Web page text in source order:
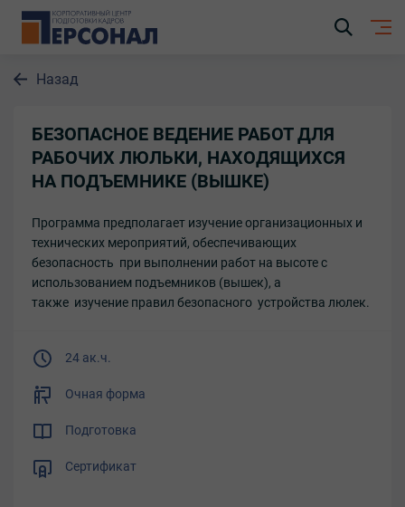
Назад
БЕЗОПАСНОЕ ВЕДЕНИЕ РАБОТ ДЛЯ
РАБОЧИХ ЛЮЛЬКИ, НАХОДЯЩИХСЯ
НА ПОДЪЕМНИКЕ (ВЫШКЕ)
Программа предполагает изучение организационных и
технических мероприятий, обеспечивающих
безопасность при выполнении работ на высоте с
использованием подъемников (вышек), а
также изучение правил безопасного устройства люлек.
24 ак.ч.
Очная форма
Подготовка
Сертификат